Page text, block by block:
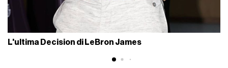
L'ultima Decision di LeBron James